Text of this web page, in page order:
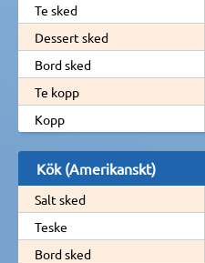
Te sked
Dessert sked
Bord sked
Te kopp
Kopp
Kök (Amerikanskt)
Salt sked
Teske
Bord sked